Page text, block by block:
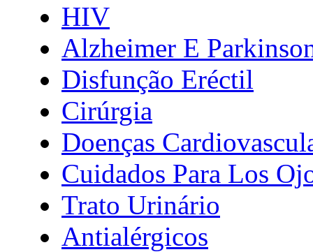
HIV
Alzheimer E
Disfunção Eréctil
Cirúrgia
Doenças
Cuidados Para Los
Trato Urinário
Antialérgicos